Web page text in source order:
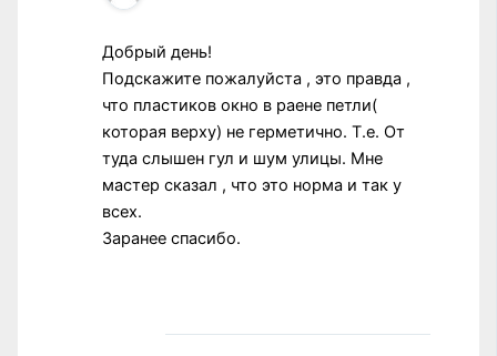
Добрый день!
Подскажите пожалуйста , это правда ,
что пластиков окно в раене петли(
которая верху) не герметично. Т.е. От
туда слышен гул и шум улицы. Мне
мастер сказал , что это норма и так у
всех.
Заранее спасибо.